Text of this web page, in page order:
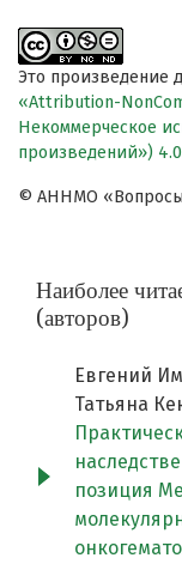
Это произведение
«Attribution-
Некоммерческое
произведений»)
© АННМО «Вопросы
Наиболее
(авторов)
Евгений
Татьяна
позиция